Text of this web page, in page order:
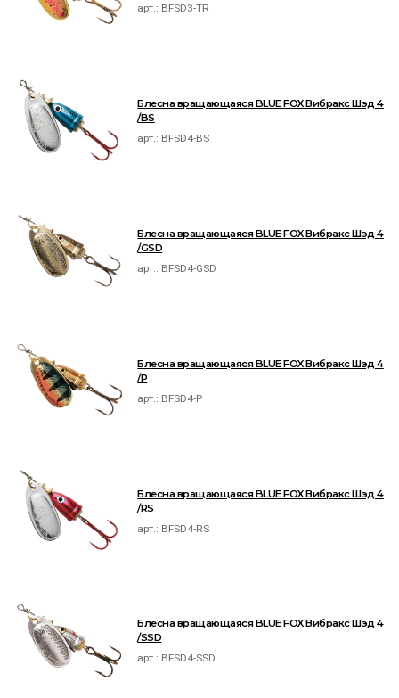
арт.: BFSD3-TR
Блесна вращающаяся BLUE FOX Вибракс Шэд 4
/BS
арт.: BFSD4-BS
Блесна вращающаяся BLUE FOX Вибракс Шэд 4
/GSD
арт.: BFSD4-GSD
Блесна вращающаяся BLUE FOX Вибракс Шэд 4
/P
арт.: BFSD4-P
Блесна вращающаяся BLUE FOX Вибракс Шэд 4
/RS
арт.: BFSD4-RS
Блесна вращающаяся BLUE FOX Вибракс Шэд 4
/SSD
арт.: BFSD4-SSD